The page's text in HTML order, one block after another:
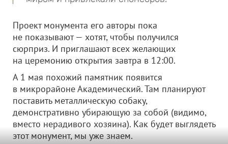
Проект монумента его авторы пока
не показывают — хотят, чтобы получился
сюрприз. И приглашают всех желающих
на церемонию открытия завтра в 12:00.
А 1 мая похожий памятник появится
в микрорайоне Академический. Там планируют
поставить металлическую собаку,
демонстративно убирающую за собой (видимо,
вместо нерадивого хозяина). Как будет выглядеть
этот монумент, мы уже знаем.